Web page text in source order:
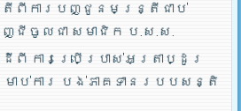
ពីការបញ្ជូនមន្រ្តីជាប់
ជីចូលជា សមាជិក ប.ស.ស.
ការប្រើប្រាស់អត្រាប្ដូរ
ាប់ការ បង់ភាគទានរបបសន្តិ